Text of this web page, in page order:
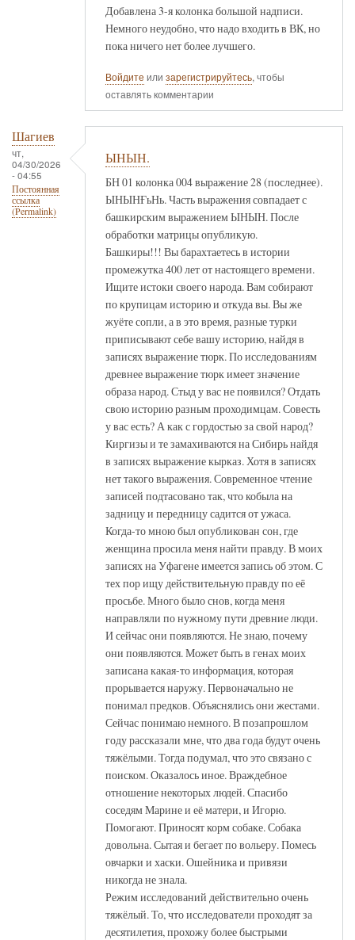
Добавлена 3-я колонка большой надписи.
Немного неудобно, что надо входить в ВК, но
пока ничего нет более лучшего.
Войдите или зарегистрируйтесь, чтобы
оставлять комментарии
Шагиев
чт,
04/30/2026
- 04:55
Постоянная
ссылка
(Permalink)
ЫНЫН.
БН 01 колонка 004 выражение 28 (последнее).
ЫНЫНҒьНь. Часть выражения совпадает с
башкирским выражением ЫНЫН. После
обработки матрицы опубликую.
Башкиры!!! Вы барахтаетесь в истории
промежутка 400 лет от настоящего времени.
Ищите истоки своего народа. Вам собирают
по крупицам историю и откуда вы. Вы же
жуёте сопли, а в это время, разные турки
приписывают себе вашу историю, найдя в
записях выражение тюрк. По исследованиям
древнее выражение тюрк имеет значение
образа народ. Стыд у вас не появился? Отдать
свою историю разным проходимцам. Совесть
у вас есть? А как с гордостью за свой народ?
Киргизы и те замахиваются на Сибирь найдя
в записях выражение кырказ. Хотя в записях
нет такого выражения. Современное чтение
записей подтасовано так, что кобыла на
задницу и передницу садится от ужаса.
Когда-то мною был опубликован сон, где
женщина просила меня найти правду. В моих
записях на Уфагене имеется запись об этом. С
тех пор ищу действительную правду по её
просьбе. Много было снов, когда меня
направляли по нужному пути древние люди.
И сейчас они появляются. Не знаю, почему
они появляются. Может быть в генах моих
записана какая-то информация, которая
прорывается наружу. Первоначально не
понимал предков. Объяснялись они жестами.
Сейчас понимаю немного. В позапрошлом
году рассказали мне, что два года будут очень
тяжёлыми. Тогда подумал, что это связано с
поиском. Оказалось иное. Враждебное
отношение некоторых людей. Спасибо
соседям Марине и её матери, и Игорю.
Помогают. Приносят корм собаке. Собака
довольна. Сытая и бегает по вольеру. Помесь
овчарки и хаски. Ошейника и привязи
никогда не знала.
Режим исследований действительно очень
тяжёлый. То, что исследователи проходят за
десятилетия, прохожу более быстрыми